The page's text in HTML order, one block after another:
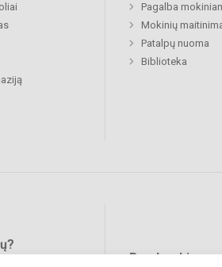
Pagalba
Mokinių
Patalpų nuoma
Biblioteka
Bendraukime